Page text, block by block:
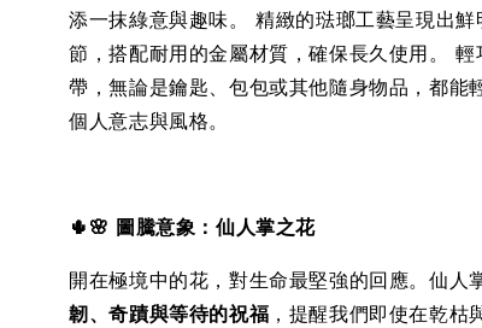
添一抹綠意與趣味。 精緻的琺瑯工藝呈現出鮮
節，搭配耐用的金屬材質，確保長久使用。 輕
帶，無論是鑰匙、包包或其他隨身物品，都能
個人意志與風格。
🌵🌸 圖騰意象：仙人掌之花
開在極境中的花，對生命最堅強的回應。仙人
韌、奇蹟與等待的祝福 ，提醒我們即使在乾枯